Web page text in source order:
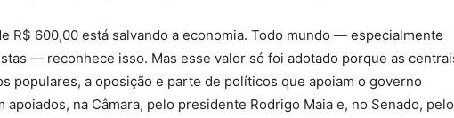
R$ 600,00 está salvando a economia. Todo mundo — especialmente
— reconhece isso. Mas esse valor só foi adotado porque as
populares, a oposição e parte de políticos que apoiam o governo
apoiados, na Câmara, pelo presidente Rodrigo Maia e, no Senado, pelo